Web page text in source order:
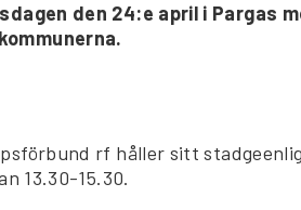
den 24:e april i Pargas
rf håller sitt
13.30-15.30.